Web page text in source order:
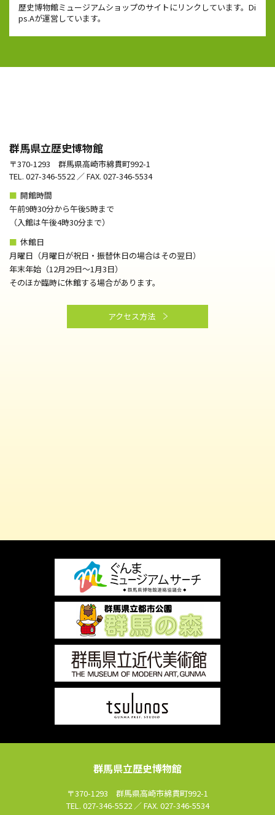
歴史博物館ミュージアムショップのサイトにリンクしています。Di
ps.Aが運営しています。
群馬県立歴史博物館
〒370-1293 群馬県高崎市綿貫町992-1
TEL. 027-346-5522 ／ FAX. 027-346-5534
■ 開館時間
午前9時30分から午後5時まで
（⼊館は午後4時30分まで）
■ 休館日
月曜日（月曜日が祝日・振替休日の場合はその翌日）
年末年始（12月29日～1月3日）
そのほか臨時に休館する場合があります。
アクセス方法
群馬県立歴史博物館
〒370-1293 群馬県高崎市綿貫町992-1
TEL. 027-346-5522 ／ FAX. 027-346-5534